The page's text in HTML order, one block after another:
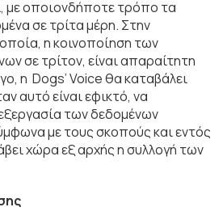
με οποιονδήποτε τρόπο τα
σε τρίτα μέρη. Στην
η κοινοποίηση των
σε τρίτον, είναι απαραίτητη
η Dogs’ Voice θα καταβάλει
αυτό είναι εφικτό, να
των δεδομένων
με τους σκοπούς και εντός
χώρα εξ αρχής η συλλογή των